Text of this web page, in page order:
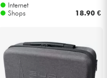
Internet
Shops
18.90 €